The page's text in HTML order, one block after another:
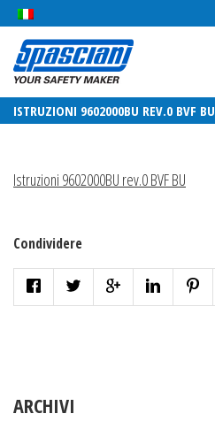
ISTRUZIONI 9602000BU REV.0 BVF BU
Istruzioni 9602000BU rev.0 BVF BU
Condividere
ARCHIVI